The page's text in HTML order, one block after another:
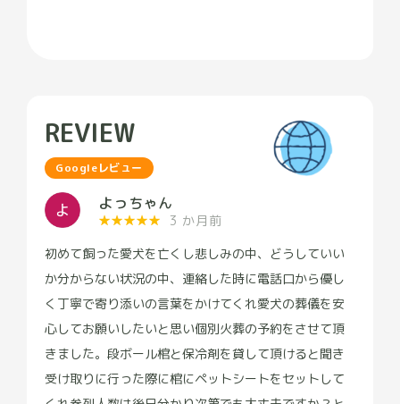
REVIEW
Googleレビュー
よっちゃん
★★★★★
3 か月前
初めて飼った愛犬を亡くし悲しみの中、どうしていい
か分からない状況の中、連絡した時に電話口から優し
く丁寧で寄り添いの言葉をかけてくれ愛犬の葬儀を安
心してお願いしたいと思い個別火葬の予約をさせて頂
きました。段ボール棺と保冷剤を貸して頂けると聞き
受け取りに行った際に棺にペットシートをセットして